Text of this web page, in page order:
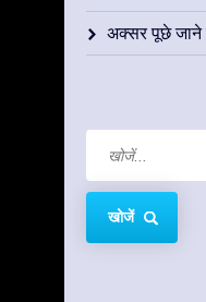
अक्सर पूछे जाने
खोजें